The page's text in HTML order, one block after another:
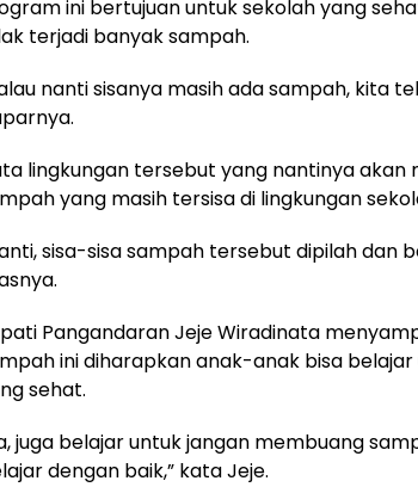
ini bertujuan untuk sekolah yang
terjadi banyak sampah.
nanti sisanya masih ada sampah, kita
lingkungan tersebut yang nantinya
yang masih tersisa di lingkungan
sisa-sisa sampah tersebut dipilah dan
Pangandaran Jeje Wiradinata
ini diharapkan anak-anak bisa
sehat.
juga belajar untuk jangan membuang
dengan baik,” kata Jeje.